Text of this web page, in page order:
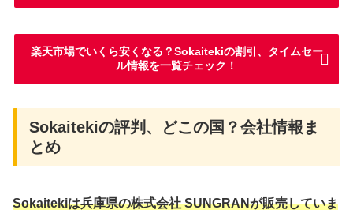
楽天市場でいくら安くなる？Sokaitekiの割引、タイムセー
ル情報を一覧チェック！
Sokaitekiの評判、どこの国？会社情報ま
とめ
Sokaitekiは兵庫県の株式会社 SUNGRANが販売していま